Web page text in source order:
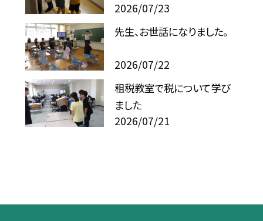
2026/07/23
先生、お世話になりました。
2026/07/22
租税教室で税について学び
ました
2026/07/21